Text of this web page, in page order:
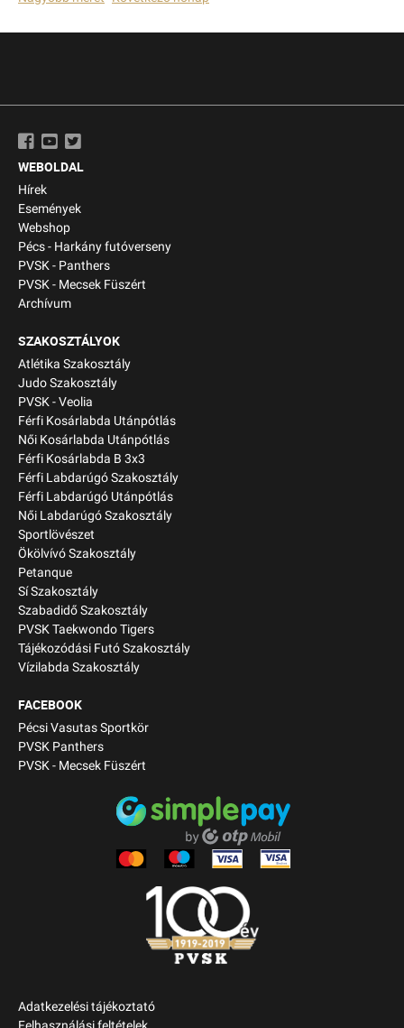
WEBOLDAL
Hírek
Események
Webshop
Pécs - Harkány futóverseny
PVSK - Panthers
PVSK - Mecsek Füszért
Archívum
SZAKOSZTÁLYOK
Atlétika Szakosztály
Judo Szakosztály
PVSK - Veolia
Férfi Kosárlabda Utánpótlás
Női Kosárlabda Utánpótlás
Férfi Kosárlabda B 3x3
Férfi Labdarúgó Szakosztály
Férfi Labdarúgó Utánpótlás
Női Labdarúgó Szakosztály
Sportlövészet
Ökölvívó Szakosztály
Petanque
Sí Szakosztály
Szabadidő Szakosztály
PVSK Taekwondo Tigers
Tájékozódási Futó Szakosztály
Vízilabda Szakosztály
FACEBOOK
Pécsi Vasutas Sportkör
PVSK Panthers
PVSK - Mecsek Füszért
Adatkezelési tájékoztató